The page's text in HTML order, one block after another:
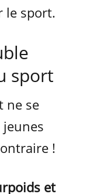
le sport.
sport
ne se
!
et